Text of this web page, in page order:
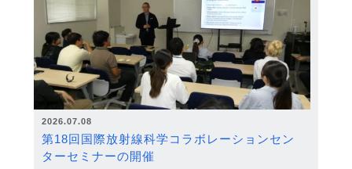
2026.07.08
第18回国際放射線科学コラボレーションセン
ターセミナーの開催